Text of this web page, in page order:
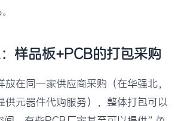
样品板+PCB的打包采购
在同一家供应商采购（在华强北，
供元器件代购服务），整体打包可以